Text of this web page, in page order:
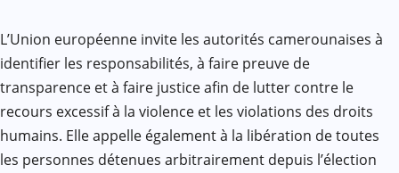
L’Union européenne invite les autorités camerounaises à
identifier les responsabilités, à faire preuve de
transparence et à faire justice afin de lutter contre le
recours excessif à la violence et les violations des droits
humains. Elle appelle également à la libération de toutes
les personnes détenues arbitrairement depuis l’élection